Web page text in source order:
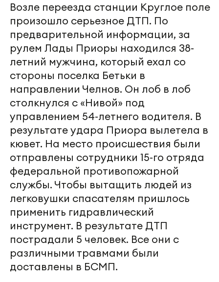
Возле переезда станции Круглое поле
произошло серьезное ДТП. По
предварительной информации, за
рулем Лады Приоры находился 38-
летний мужчина, который ехал со
стороны поселка Бетьки в
направлении Челнов. Он лоб в лоб
столкнулся с «Нивой» под
управлением 54-летнего водителя. В
результате удара Приора вылетела в
кювет. На место происшествия были
отправлены сотрудники 15-го отряда
федеральной противопожарной
службы. Чтобы вытащить людей из
легковушки спасателям пришлось
применить гидравлический
инструмент. В результате ДТП
пострадали 5 человек. Все они с
различными травмами были
доставлены в БСМП.